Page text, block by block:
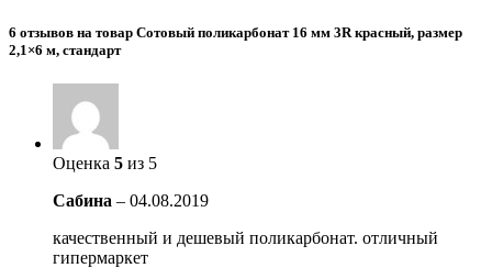
6 отзывов на товар Сотовый поликарбонат 16 мм 3R красный, размер
2,1×6 м, стандарт
Оценка 5 из 5
Сабина – 04.08.2019
качественный и дешевый поликарбонат. отличный
гипермаркет